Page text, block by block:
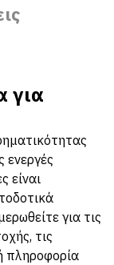
για
ενεργές
είναι
για τις
τις
πληροφορία